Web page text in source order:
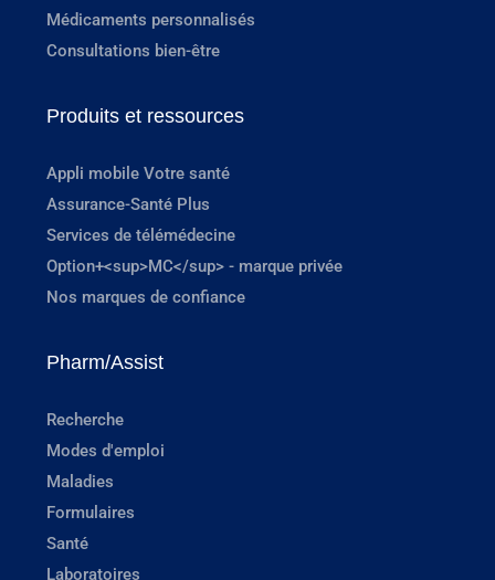
Médicaments personnalisés
Consultations bien-être
Produits et ressources
Appli mobile Votre santé
Assurance-Santé Plus
Services de télémédecine
Option+<sup>MC</sup> - marque privée
Nos marques de confiance
Pharm/Assist
Recherche
Modes d'emploi
Maladies
Formulaires
Santé
Laboratoires